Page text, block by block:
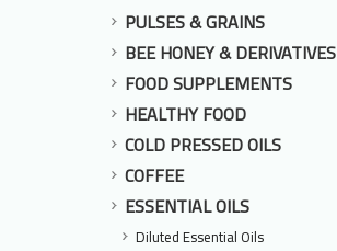
PULSES & GRAINS
BEE HONEY & DERIVATIVES
FOOD SUPPLEMENTS
HEALTHY FOOD
COLD PRESSED OILS
COFFEE
ESSENTIAL OILS
Diluted Essential Oils